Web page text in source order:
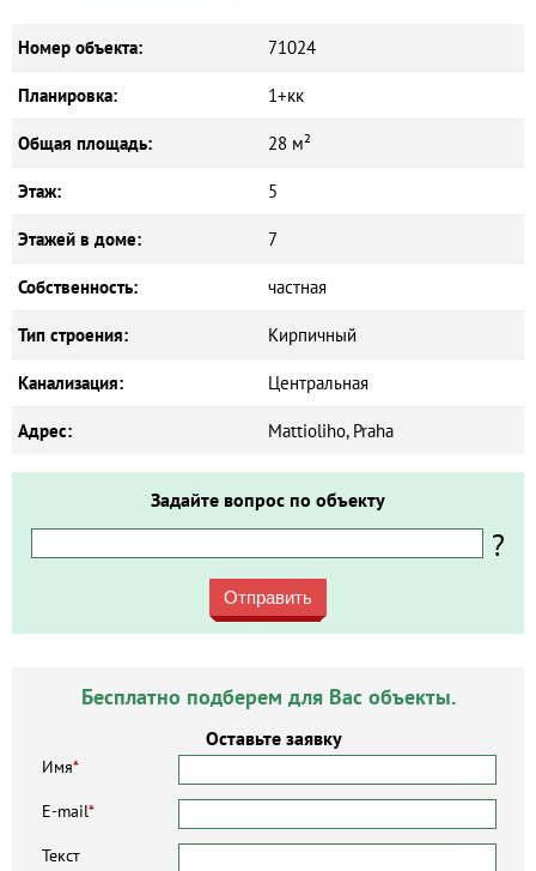
Номер объекта: 71024
Планировка: 1+кк
Общая площадь: 28 м²
Этаж: 5
Этажей в доме: 7
Собственность: частная
Тип строения: Кирпичный
Канализация: Центральная
Адрес: Mattioliho, Praha
Задайте вопрос по объекту
?
Отправить
Бесплатно подберем для Вас объекты.
Оставьте заявку
Имя*
E-mail*
Текст